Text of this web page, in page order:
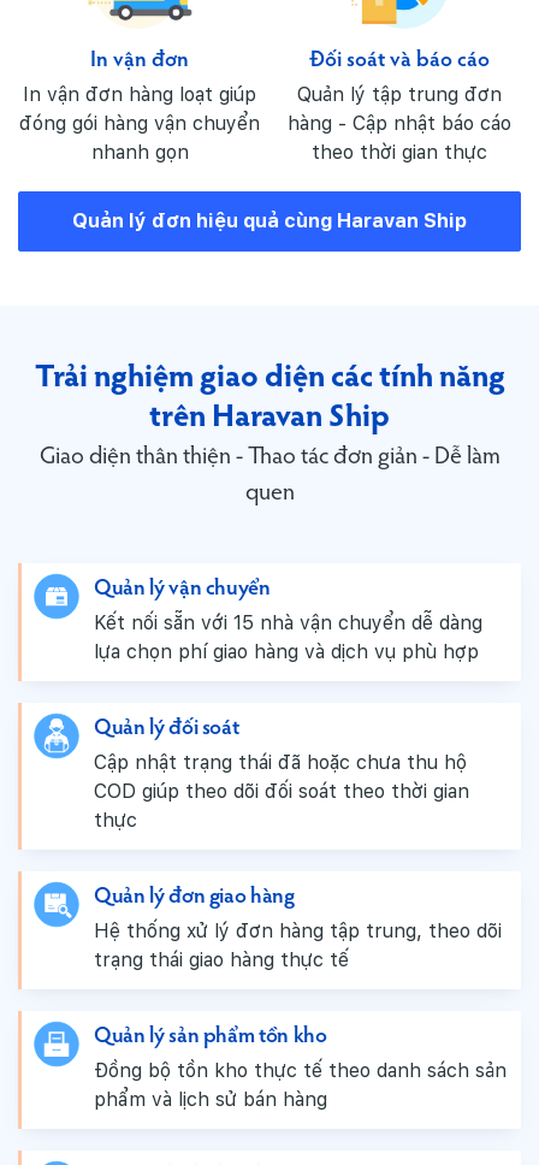
In vận đơn
In vận đơn hàng loạt giúp
đóng gói hàng vận chuyển
nhanh gọn
Đối soát và báo cáo
Quản lý tập trung đơn
hàng - Cập nhật báo cáo
theo thời gian thực
Quản lý đơn hiệu quả cùng Haravan Ship
Trải nghiệm giao diện các tính năng
trên Haravan Ship
Giao diện thân thiện - Thao tác đơn giản - Dễ làm
quen
Quản lý vận chuyển
Kết nối sẵn với 15 nhà vận chuyển dễ dàng
lựa chọn phí giao hàng và dịch vụ phù hợp
Quản lý đối soát
Cập nhật trạng thái đã hoặc chưa thu hộ
COD giúp theo dõi đối soát theo thời gian
thực
Quản lý đơn giao hàng
Hệ thống xử lý đơn hàng tập trung, theo dõi
trạng thái giao hàng thực tế
Quản lý sản phẩm tồn kho
Đồng bộ tồn kho thực tế theo danh sách sản
phẩm và lịch sử bán hàng